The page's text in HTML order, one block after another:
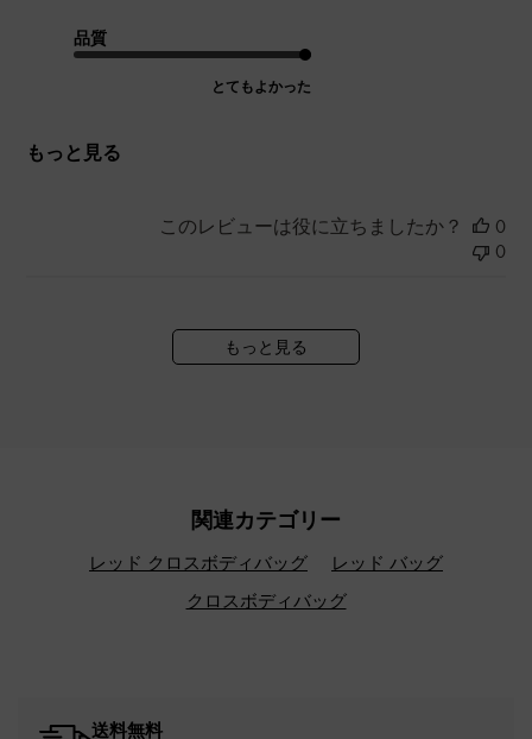
品質
とてもよかった
もっと見る
このレビューは役に立ちましたか？
0
0
もっと見る
関連カテゴリー
レッド クロスボディバッグ
レッド バッグ
クロスボディバッグ
送料無料